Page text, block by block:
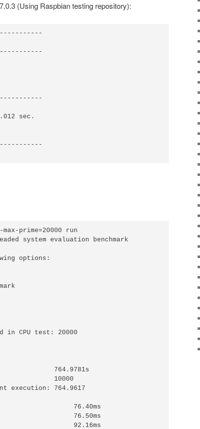
(Using Raspbian testing repository):
sec.
prime=20000 run
system evaluation benchmark
options:
in CPU test: 20000
764.9781s
10000
execution: 764.9617
76.40ms
76.50ms
92.16ms